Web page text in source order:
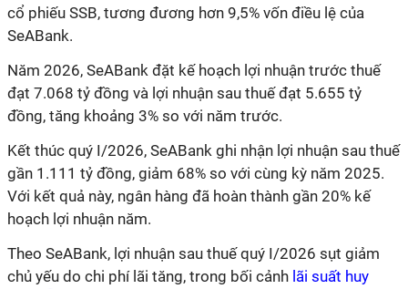
cổ phiếu SSB, tương đương hơn 9,5% vốn điều lệ của
SeABank.
Năm 2026, SeABank đặt kế hoạch lợi nhuận trước thuế
đạt 7.068 tỷ đồng và lợi nhuận sau thuế đạt 5.655 tỷ
đồng, tăng khoảng 3% so với năm trước.
Kết thúc quý I/2026, SeABank ghi nhận lợi nhuận sau thuế
gần 1.111 tỷ đồng, giảm 68% so với cùng kỳ năm 2025.
Với kết quả này, ngân hàng đã hoàn thành gần 20% kế
hoạch lợi nhuận năm.
Theo SeABank, lợi nhuận sau thuế quý I/2026 sụt giảm
chủ yếu do chi phí lãi tăng, trong bối cảnh lãi suất huy